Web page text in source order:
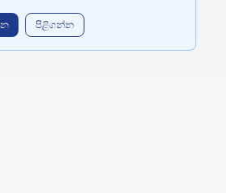
පිළිගන්න